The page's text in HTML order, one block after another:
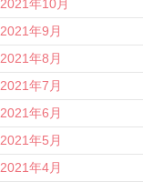
2021年10月
2021年9月
2021年8月
2021年7月
2021年6月
2021年5月
2021年4月